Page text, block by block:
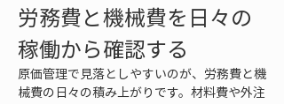
労務費と機械費を日々の
稼働から確認する
原価管理で見落としやすいのが、労務費と機
械費の日々の積み上がりです。材料費や外注